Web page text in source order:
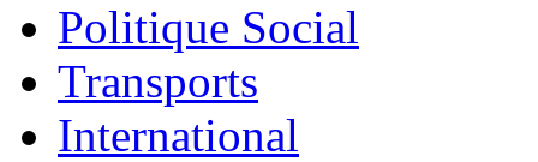
Politique Social
Transports
International